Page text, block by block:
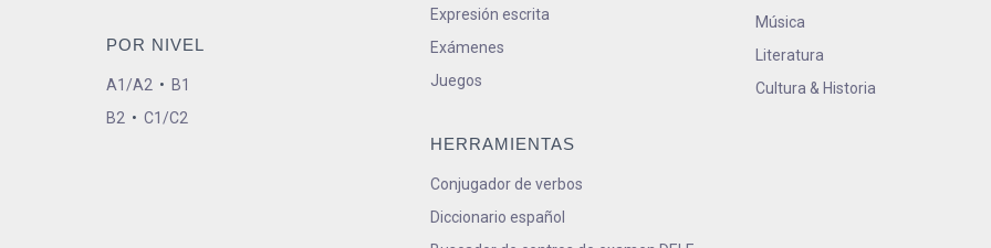
POR NIVEL
A1/A2 • B1
B2 • C1/C2
Expresión escrita
Exámenes
Juegos
HERRAMIENTAS
Conjugador de verbos
Diccionario español
Música
Literatura
Cultura & Historia